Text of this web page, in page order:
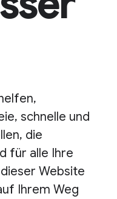
schnelle und
die
für alle Ihre
Website
Ihrem Weg